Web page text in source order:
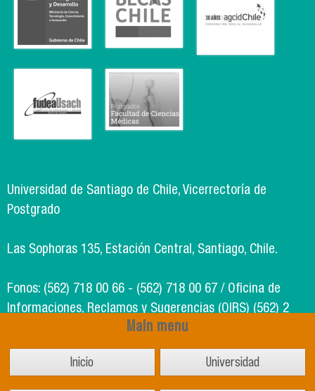
Main menu
Inicio Universidad
Universidad de Santiago de Chile, Vicerrectoría de
Postgrado
Las Sophoras 135, Estación Central, Santiago, Chile.
Fonos: (562) 718 00 66 - (562) 718 00 67 / Oficina de
Informaciones, Reclamos y Sugerencias (OIRS) (562) 2
Soporte Informático Segic: (562) 718 02 25